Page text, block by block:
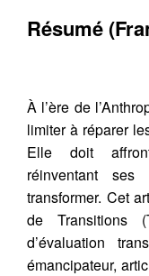
Résumé
À l’ère de
limiter à réparer
Elle doit
réinventant
transformer. Cet
de Transitions
d’évaluation
émancipateur,